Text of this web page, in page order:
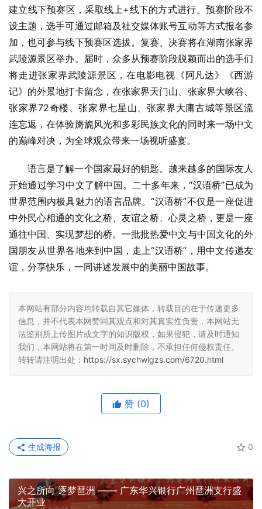
建立线下预赛区，采取线上+线下的方式进行。预赛阶段不
设主题，选手可通过邮箱及社交媒体账号互动等方式报名参
加，也可参与线下预赛区选拔。复赛、决赛将在湖南张家界
武陵源景区举办。届时，众多从预赛阶段脱颖而出的选手们
将走进张家界武陵源景区，在电影电视《阿凡达》《西游
记》的外景地打卡留念，在张家界天门山、张家界大峡谷、
张家界72奇楼、张家界七星山、张家界大庸古城等景区流
连忘返，在体验旖旎风光和多彩民族文化的同时来一场中文
的巅峰对决，为全球观众带来一场视听盛宴。
语言是了解一个国家最好的钥匙。越来越多的国际友人
开始通过学习中文了解中国。二十多年来，“汉语桥”已成为
世界范围内极具魅力的语言品牌。“汉语桥”不仅是一座促进
中外民心相通的文化之桥、友谊之桥、心灵之桥，更是一座
通往中国、实现梦想的桥。一批批热爱中文与中国文化的外
国朋友从世界各地来到中国，走上“汉语桥”，用中文传递友
谊，分享快乐，一同讲述发展中的美丽中国故事。
本网站有部分内容均转载自其它媒体，转载目的在于传递更多
信息，并不代表本网赞同其观点和对其真实性负责，本网站无
法鉴别所上传图片或文字的知识版权，如果侵犯，请及时通知
我们，本网站将在第一时间及时删除，不承担任何侵权责任。
转转请注明出处： https://sx.sychwlgzs.com/6720.html
赞 (0)
0
生成海报
兴之所向 逐梦琶洲 —— 广东华兴银行广州琶洲支行盛
大开业